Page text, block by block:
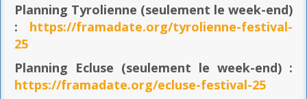
Planning Tyrolienne (seulement le week-end)
: https://framadate.org/tyrolienne-festival-
25
Planning Ecluse (seulement le week-end) :
https://framadate.org/ecluse-festival-25